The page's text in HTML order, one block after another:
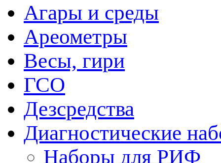
Агары и среды
Ареометры
Весы, гири
ГСО
Дезсредства
Диагностические
Наборы для РИФ